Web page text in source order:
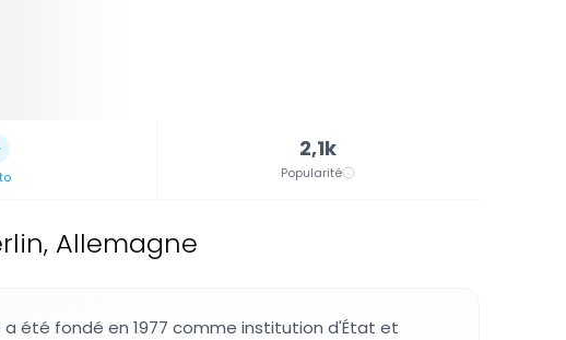
2,1k
Popularité
Allemagne
a été fondé en 1977 comme institution d'État et